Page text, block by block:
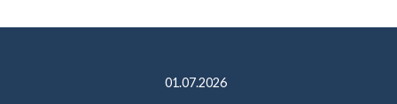
01.07.2026